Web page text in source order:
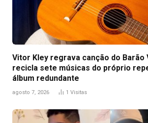
Vitor Kley regrava canção do Barão
recicla sete músicas do próprio
álbum redundante
agosto 7, 2026 1 Visitas